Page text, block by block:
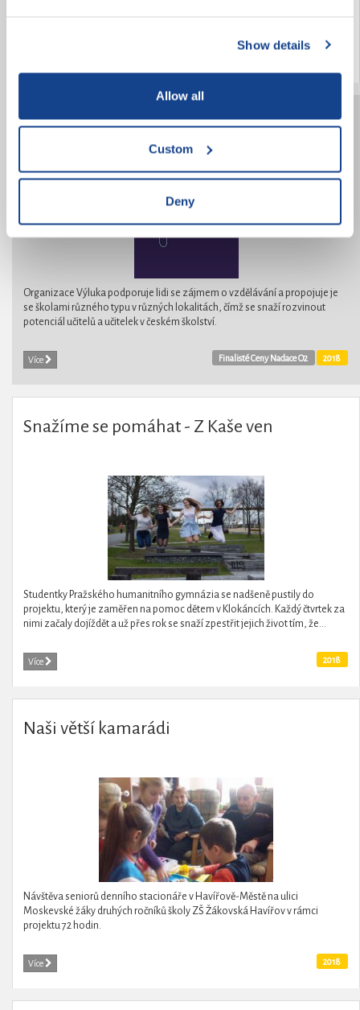
Show details
Allow all
Custom
Deny
Výluka
Organizace Výluka podporuje lidi se zájmem o vzdělávání a propojuje je
se školami různého typu v různých lokalitách, čímž se snaží rozvinout
potenciál učitelů a učitelek v českém školství.
Více 2018
Finalisté Ceny Nadace O2
Snažíme se pomáhat - Z Kaše ven
Studentky Pražského humanitního gymnázia se nadšeně pustily do
projektu, který je zaměřen na pomoc dětem v Klokáncích. Každý čtvrtek za
nimi začaly dojíždět a už přes rok se snaží zpestřit jejich život tím, že...
Více 2018
Naši větší kamarádi
Návštěva seniorů denního stacionáře v Havířově-Městě na ulici
Moskevské žáky druhých ročníků školy ZŠ Žákovská Havířov v rámci
projektu 72 hodin.
Více 2018